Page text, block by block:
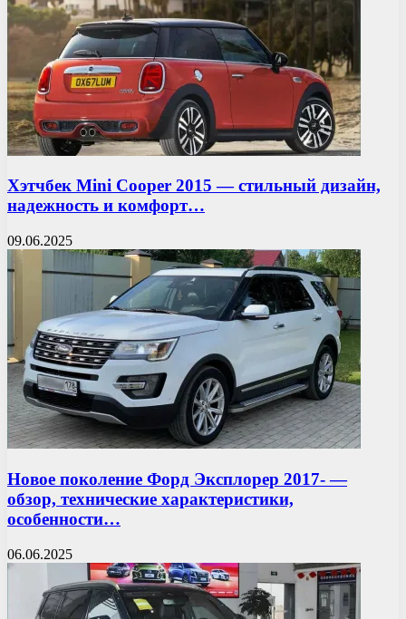
Хэтчбек Mini Cooper 2015 — стильный дизайн,
надежность и комфорт…
09.06.2025
Новое поколение Форд Эксплорер 2017- —
обзор, технические характеристики,
особенности…
06.06.2025